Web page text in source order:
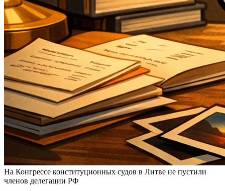
На Конгрессе конституционных судов в Литве не пустили
членов делегации РФ